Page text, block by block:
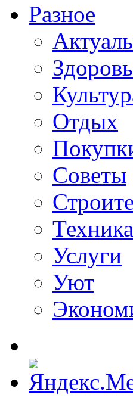
Разное
Отдых
Советы
Техника
Услуги
Уют